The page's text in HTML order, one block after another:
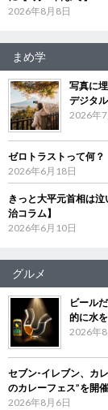
2026年8月8日
まめ学
写真に
デジタル
2026年
ゼロトラストって何
2026年6月18日
きっと大平元首相は
治コラム】
2026年6月10日
グルメ
ビール
的に水
2026年
セブン‐イレブン、カ
のカレーフェス”を開
2026年8月6日